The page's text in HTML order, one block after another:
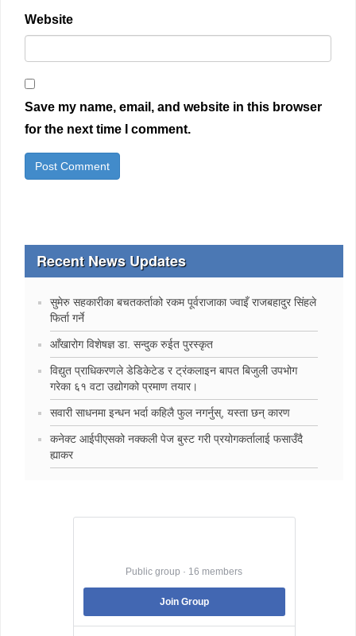
Website
Save my name, email, and website in this browser
for the next time I comment.
Recent News Updates
सुमेरु सहकारीका बचतकर्ताको रकम पूर्वराजाका ज्वाइँ राजबहादुर सिंहले
फिर्ता गर्ने
‍आँखारोग विशेषज्ञ डा. सन्दुक रुईत पुरस्कृत
विद्युत प्राधिकरणले डेडिकेटेड र ट्रंकलाइन बापत बिजुली उपभोग
गरेका ६१ वटा उद्योगको प्रमाण तयार।
सवारी साधनमा इन्धन भर्दा कहिलै फुल नगर्नुस्, यस्ता छन् कारण
कनेक्ट आईपीएसको नक्कली पेज बुस्ट गरी प्रयोगकर्तालाई फसाउँदै
ह्याकर
Public group · 16 members
Join Group